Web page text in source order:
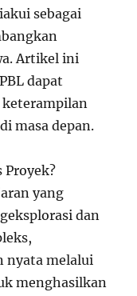
sebagai
Artikel ini
dapat
keterampilan
masa depan.
Proyek?
yang
dan
nyata melalui
menghasilkan